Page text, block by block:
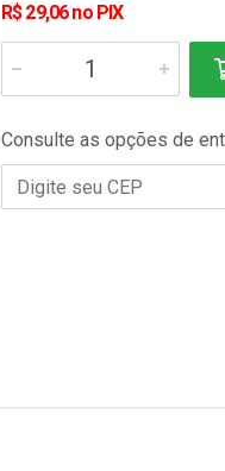
R$ 29,06 no PIX
Consulte as opções de